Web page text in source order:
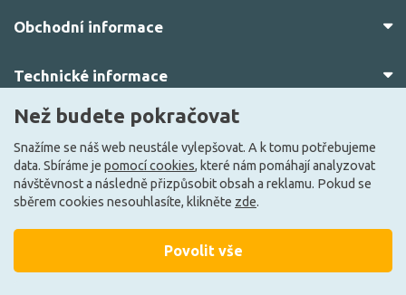
Obchodní informace
Technické informace
O nás
Než budete pokračovat
Snažíme se náš web neustále vylepšovat. A k tomu potřebujeme
data. Sbíráme je pomocí cookies, které nám pomáhají analyzovat
návštěvnost a následně přizpůsobit obsah a reklamu. Pokud se
sběrem cookies nesouhlasíte, klikněte zde.
Povolit vše